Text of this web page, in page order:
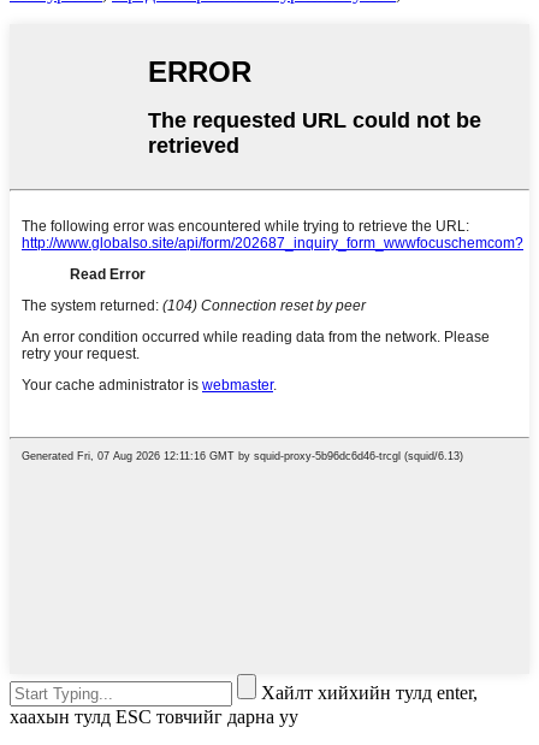
Хайлт хийхийн тулд enter,
хаахын тулд ESC товчийг дарна уу